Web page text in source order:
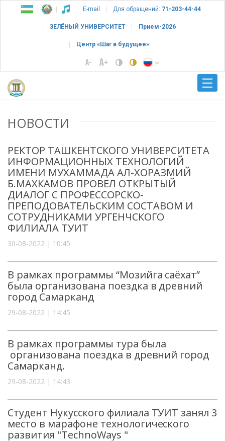
E-mail Для обращений: 71-203-44-44
ЗЕЛЁНЫЙ УНИВЕРСИТЕТ Прием-2026
Центр «Шаг в будущее»
НОВОСТИ
РЕКТОР ТАШКЕНТСКОГО УНИВЕРСИТЕТА
ИНФОРМАЦИОННЫХ ТЕХНОЛОГИЙ
ИМЕНИ МУХАММАДА АЛ-ХОРАЗМИЙ
Б.МАХКАМОВ ПРОВЕЛ ОТКРЫТЫЙ
ДИАЛОГ С ПРОФЕССОРСКО-
ПРЕПОДОВАТЕЛЬСКИМ СОСТАВОМ И
СОТРУДНИКАМИ УРГЕНЧСКОГО
ФИЛИАЛА ТУИТ
30-08-2022 | 10:45
В рамках программы “Мозийга саёхат”
была организована поездка в древний
город Самарканд
29-08-2022 | 14:45
В рамках программы тура была
организована поездка в древний город
Самарканд.
29-08-2022 | 14:43
Студент Нукусского филиала ТУИТ занял 3
место в марафоне технологического
развития "TechnoWays "